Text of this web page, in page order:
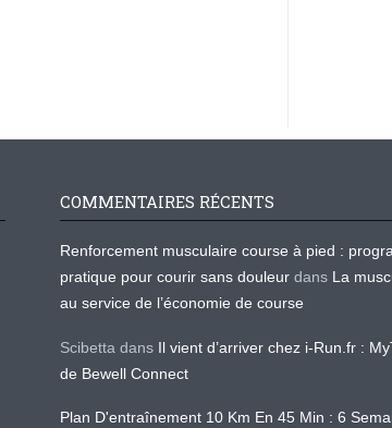
COMMENTAIRES RÉCENTS
Renforcement musculaire course à pied :
pratique pour courir sans douleur dans La
au service de l’économie de course
Scibetta dans Il vient d’arriver chez i-Run.fr :
de Bewell Connect
Plan D'entraînement 10 Km En 45 Min : 6